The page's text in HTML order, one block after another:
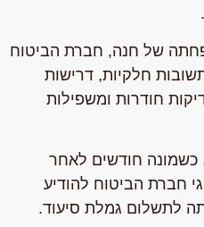
של חנה, חברת הביטוח
חלקיות, דרישות
חודרות ומשפילות
חודשים לאחר
חברת הביטוח להודיע
לתשלום גמלת סיעוד.